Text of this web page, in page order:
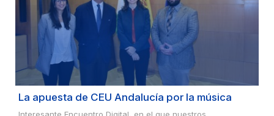
La apuesta de CEU Andalucía por la música
Interesante Encuentro Digital, en el que nuestros